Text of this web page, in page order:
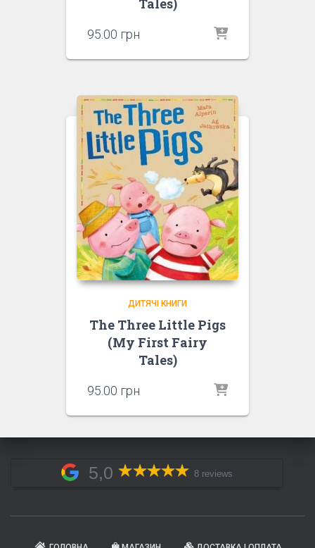
Tales)
95.00 грн
ДИТЯЧІ КНИГИ
The Three Little Pigs
(My First Fairy
Tales)
95.00 грн
5,0 8 reviews